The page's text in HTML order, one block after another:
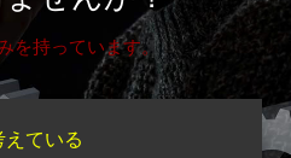
を持っています。
ている